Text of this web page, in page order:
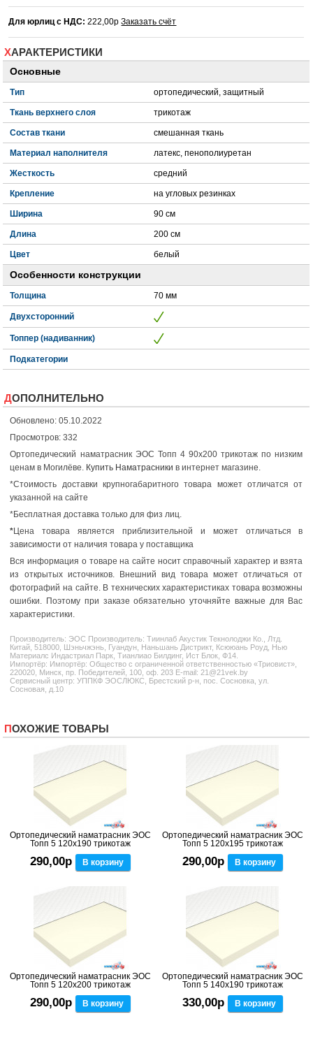
Для юрлиц с НДС: 222,00рЗаказать счёт
ХАРАКТЕРИСТИКИ
Основные
Тип ортопедический, защитный
Ткань верхнего слоя трикотаж
Состав ткани смешанная ткань
Материал наполнителя латекс, пенополиуретан
Жесткость средний
Крепление на угловых резинках
Ширина 90 см
Длина 200 см
Цвет белый
Особенности конструкции
Толщина 70 мм
Двухсторонний
Топпер (надиванник)
Подкатегории
ДОПОЛНИТЕЛЬНО
Обновлено: 05.10.2022
Просмотров: 332
Ортопедический наматрасник ЭОС Топп 4 90x200 трикотаж по низким
ценам в Могилёве. Купить Наматрасники в интернет магазине.
*Стоимость доставки крупногабаритного товара может отличатся от
указанной на сайте
*Бесплатная доставка только для физ лиц.
*Цена товара является приблизительной и может отличаться в
зависимости от наличия товара у поставщика
Вся информация о товаре на сайте носит справочный характер и взята
из открытых источников. Внешний вид товара может отличаться от
фотографий на сайте. В технических характеристиках товара возможны
ошибки. Поэтому при заказе обязательно уточняйте важные для Вас
характеристики.
Производитель: ЭОС Производитель: Тиинлаб Акустик Текнолоджи Ко., Лтд.
Китай, 518000, Шэньчжэнь, Гуандун, Наньшань Дистрикт, Ксююань Роуд, Нью
Материалс Индастриал Парк, Тианлиао Билдинг, Ист Блок, Ф14.
Импортёр: Импортёр: Общество с ограниченной ответственностью «Триовист»,
220020, Минск, пр. Победителей, 100, оф. 203 E-mail: 21@21vek.by
Сервисный центр: УППКФ ЭОСЛЮКС, Брестский р-н, пос. Сосновка, ул.
Сосновая, д.10
ПОХОЖИЕ ТОВАРЫ
Ортопедический наматрасник ЭОС
Топп 5 120x190 трикотаж
290,00р В корзину
Ортопедический наматрасник ЭОС
Топп 5 120x195 трикотаж
290,00р В корзину
Ортопедический наматрасник ЭОС
Топп 5 120x200 трикотаж
290,00р В корзину
Ортопедический наматрасник ЭОС
Топп 5 140x190 трикотаж
330,00р В корзину